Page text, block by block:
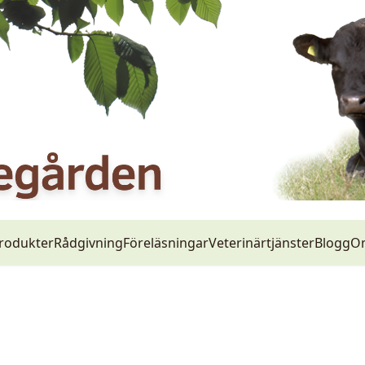
RådgivningFöreläsningarVeterinärtjänsterBlogg